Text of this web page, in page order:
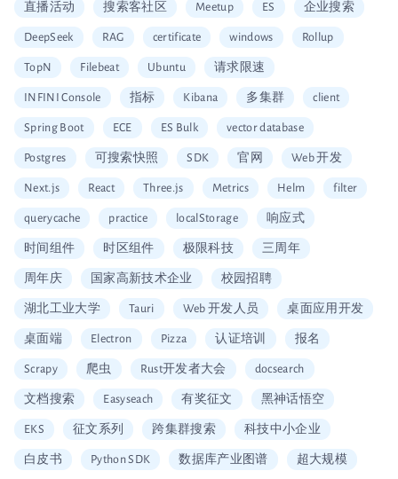
直播活动 搜索客社区 Meetup ES 企业搜索
DeepSeek RAG certificate windows Rollup
TopN Filebeat Ubuntu 请求限速
INFINI Console 指标 Kibana 多集群 client
Spring Boot ECE ES Bulk vector database
Postgres 可搜索快照 SDK 官网 Web 开发
Next.js React Three.js Metrics Helm filter
querycache practice localStorage 响应式
时间组件 时区组件 极限科技 三周年
周年庆 国家高新技术企业 校园招聘
湖北工业大学 Tauri Web 开发人员 桌面应用开发
桌面端 Electron Pizza 认证培训 报名
Scrapy 爬虫 Rust开发者大会 docsearch
文档搜索 Easyseach 有奖征文 黑神话悟空
EKS 征文系列 跨集群搜索 科技中小企业
白皮书 Python SDK 数据库产业图谱 超大规模